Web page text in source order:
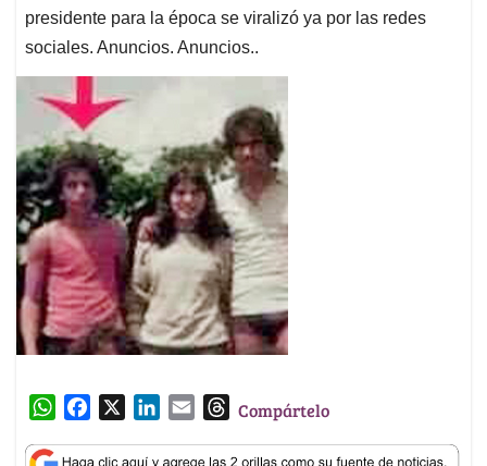
presidente para la época se viralizó ya por las redes
sociales. Anuncios. Anuncios..
W
a
c
n
a
T
r
Compártelo